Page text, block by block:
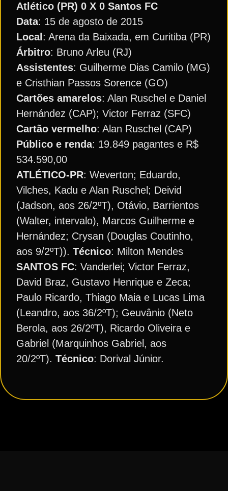
Atlético (PR) 0 X 0 Santos FC
Data: 15 de agosto de 2015
Local : Arena da Baixada, em Curitiba (PR)
Árbitro: Bruno Arleu (RJ)
Assistentes: Guilherme Dias Camilo (MG)
e Cristhian Passos Sorence (GO)
Cartões amarelos: Alan Ruschel e Daniel
Hernández (CAP); Victor Ferraz (SFC)
Cartão vermelho: Alan Ruschel (CAP)
Público e renda: 19.849 pagantes e R$
534.590,00
ATLÉTICO-PR: Weverton; Eduardo,
Vilches, Kadu e Alan Ruschel; Deivid
(Jadson, aos 26/2ºT), Otávio, Barrientos
(Walter, intervalo), Marcos Guilherme e
Hernández; Crysan (Douglas Coutinho,
aos 9/2ºT)). Técnico: Milton Mendes
SANTOS FC: Vanderlei; Victor Ferraz,
David Braz, Gustavo Henrique e Zeca;
Paulo Ricardo, Thiago Maia e Lucas Lima
(Leandro, aos 36/2ºT); Geuvânio (Neto
Berola, aos 26/2ºT), Ricardo Oliveira e
Gabriel (Marquinhos Gabriel, aos
20/2ºT). Técnico: Dorival Júnior.